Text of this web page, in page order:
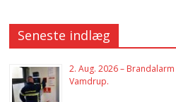
Seneste indlæg
2. Aug. 2026 –
Vamdrup.